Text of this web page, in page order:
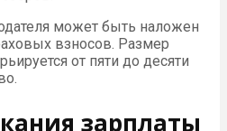
может быть наложен
взносов. Размер
от пяти до десяти
зарплаты